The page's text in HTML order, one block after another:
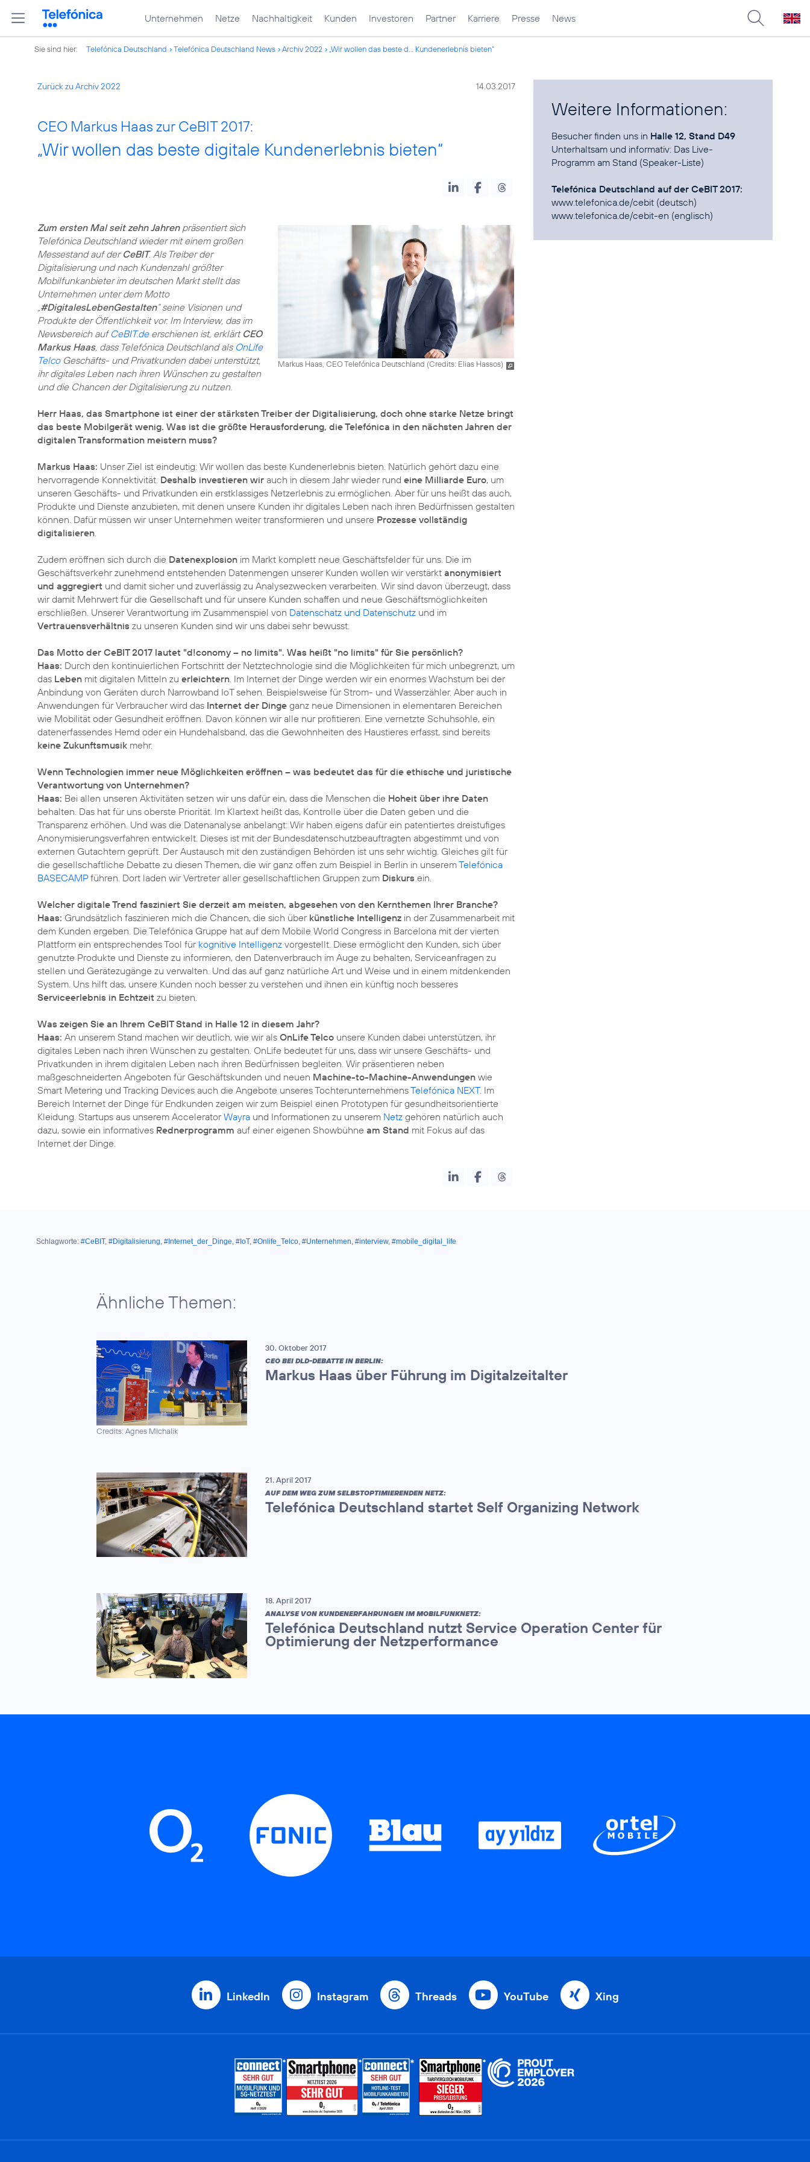
Unternehmen Netze Nachhaltigkeit Kunden Investoren Partner Karriere Presse News
Sie sind hier: Telefónica Deutschland Telefónica Deutschland News Archiv 2022 „Wir wollen das beste d... Kundenerlebnis bieten“
Zurück zu Archiv 2022 14.03.2017
CEO Markus Haas zur CeBIT 2017:
„Wir wollen das beste digitale Kundenerlebnis bieten“
Markus Haas, CEO Telefónica Deutschland (Credits: Elias Hassos)
Zum ersten Mal seit zehn Jahrenpräsentiert sich
Telefónica Deutschland wieder mit einem großen
Messestand auf der CeBIT. Als Treiber der
Digitalisierung und nach Kundenzahl größter
Mobilfunkanbieter im deutschen Markt stellt das
Unternehmen unter dem Motto
„#DigitalesLebenGestalten“ seine Visionen und
Produkte der Öffentlichkeit vor. Im Interview, das im
Newsbereich auf CeBIT.deerschienen ist, erklärt CEO
Markus Haas, dass Telefónica Deutschland als OnLife
TelcoGeschäfts- und Privatkunden dabei unterstützt,
ihr digitales Leben nach ihren Wünschen zu gestalten
und die Chancen der Digitalisierung zu nutzen.
Herr Haas, das Smartphone ist einer der stärksten Treiber der Digitalisierung, doch ohne starke Netze bringt
das beste Mobilgerät wenig. Was ist die größte Herausforderung, die Telefónica in den nächsten Jahren der
digitalen Transformation meistern muss?
Markus Haas: Unser Ziel ist eindeutig: Wir wollen das beste Kundenerlebnis bieten. Natürlich gehört dazu eine
hervorragende Konnektivität. Deshalb investieren wir auch in diesem Jahr wieder rund eine Milliarde Euro, um
unseren Geschäfts- und Privatkunden ein erstklassiges Netzerlebnis zu ermöglichen. Aber für uns heißt das auch,
Produkte und Dienste anzubieten, mit denen unsere Kunden ihr digitales Leben nach ihren Bedürfnissen gestalten
können. Dafür müssen wir unser Unternehmen weiter transformieren und unsere Prozesse vollständig
digitalisieren.
Zudem eröffnen sich durch die Datenexplosion im Markt komplett neue Geschäftsfelder für uns. Die im
Geschäftsverkehr zunehmend entstehenden Datenmengen unserer Kunden wollen wir verstärkt anonymisiert
und aggregiert und damit sicher und zuverlässig zu Analysezwecken verarbeiten. Wir sind davon überzeugt, dass
wir damit Mehrwert für die Gesellschaft und für unsere Kunden schaffen und neue Geschäftsmöglichkeiten
erschließen. Unserer Verantwortung im Zusammenspiel von Datenschatz und Datenschutz und im
Vertrauensverhältnis zu unseren Kunden sind wir uns dabei sehr bewusst.
Das Motto der CeBIT 2017 lautet "d!conomy – no limits". Was heißt "no limits" für Sie persönlich?
Haas: Durch den kontinuierlichen Fortschritt der Netztechnologie sind die Möglichkeiten für mich unbegrenzt, um
das Leben mit digitalen Mitteln zu erleichtern. Im Internet der Dinge werden wir ein enormes Wachstum bei der
Anbindung von Geräten durch Narrowband IoT sehen. Beispielsweise für Strom- und Wasserzähler. Aber auch in
Anwendungen für Verbraucher wird das Internet der Dinge ganz neue Dimensionen in elementaren Bereichen
wie Mobilität oder Gesundheit eröffnen. Davon können wir alle nur profitieren. Eine vernetzte Schuhsohle, ein
datenerfassendes Hemd oder ein Hundehalsband, das die Gewohnheiten des Haustieres erfasst, sind bereits
keine Zukunftsmusik mehr.
Wenn Technologien immer neue Möglichkeiten eröffnen – was bedeutet das für die ethische und juristische
Verantwortung von Unternehmen?
Haas: Bei allen unseren Aktivitäten setzen wir uns dafür ein, dass die Menschen die Hoheit über ihre Daten
behalten. Das hat für uns oberste Priorität. Im Klartext heißt das, Kontrolle über die Daten geben und die
Transparenz erhöhen. Und was die Datenanalyse anbelangt: Wir haben eigens dafür ein patentiertes dreistufiges
Anonymisierungsverfahren entwickelt. Dieses ist mit der Bundesdatenschutzbeauftragten abgestimmt und von
externen Gutachtern geprüft. Der Austausch mit den zuständigen Behörden ist uns sehr wichtig. Gleiches gilt für
die gesellschaftliche Debatte zu diesen Themen, die wir ganz offen zum Beispiel in Berlin in unseremTelefónica
BASECAMPführen. Dort laden wir Vertreter aller gesellschaftlichen Gruppen zum Diskurs ein.
Welcher digitale Trend fasziniert Sie derzeit am meisten, abgesehen von den Kernthemen Ihrer Branche?
Haas: Grundsätzlich faszinieren mich die Chancen, die sich über künstliche Intelligenz in der Zusammenarbeit mit
dem Kunden ergeben. Die Telefónica Gruppe hat auf dem Mobile World Congress in Barcelona mit der vierten
Plattform ein entsprechendes Tool für kognitive Intelligenz vorgestellt. Diese ermöglicht den Kunden, sich über
genutzte Produkte und Dienste zu informieren, den Datenverbrauch im Auge zu behalten, Serviceanfragen zu
stellen und Gerätezugänge zu verwalten. Und das auf ganz natürliche Art und Weise und in einem mitdenkenden
System. Uns hilft das, unsere Kunden noch besser zu verstehen und ihnen ein künftig noch besseres
Serviceerlebnis in Echtzeit zu bieten.
Was zeigen Sie an Ihrem CeBIT Stand in Halle 12 in diesem Jahr?
Haas: An unserem Stand machen wir deutlich, wie wir als OnLife Telco unsere Kunden dabei unterstützen, ihr
digitales Leben nach ihren Wünschen zu gestalten. OnLife bedeutet für uns, dass wir unsere Geschäfts- und
Privatkunden in ihrem digitalen Leben nach ihren Bedürfnissen begleiten. Wir präsentieren neben
maßgeschneiderten Angeboten für Geschäftskunden und neuen Machine-to-Machine-Anwendungen wie
Smart Metering und Tracking Devices auch die Angebote unseres TochterunternehmensTelefónica NEXT. Im
Bereich Internet der Dinge für Endkunden zeigen wir zum Beispiel einen Prototypen für gesundheitsorientierte
Kleidung. Startups aus unserem AcceleratorWayra und Informationen zu unserem Netz gehören natürlich auch
dazu, sowie ein informatives Rednerprogramm auf einer eigenen Showbühne am Stand mit Fokus auf das
Internet der Dinge.
Weitere Informationen:
Besucher finden uns in Halle 12, Stand D49
Unterhaltsam und informativ: Das Live-
Programm am Stand (Speaker-Liste)
Telefónica Deutschland auf der CeBIT 2017:
www.telefonica.de/cebit
www.telefonica.de/cebit-en (englisch)
Schlagworte: #CeBIT, #Digitalisierung, #Internet_der_Dinge, #IoT, #Onlife_Telco, #Unternehmen, #interview, #mobile_digital_life
Ähnliche Themen:
Credits: Agnes Michalik
30. Oktober 2017
CEO BEI DLD-DEBATTE IN BERLIN:
Markus Haas über Führung im Digitalzeitalter
21. April 2017
AUF DEM WEG ZUM SELBSTOPTIMIERENDEN NETZ:
Telefónica Deutschland startet Self Organizing Network
18. April 2017
ANALYSE VON KUNDENERFAHRUNGEN IM MOBILFUNKNETZ:
Telefónica Deutschland nutzt Service Operation Center für
Optimierung der Netzperformance
LinkedIn Instagram Threads YouTube Xing